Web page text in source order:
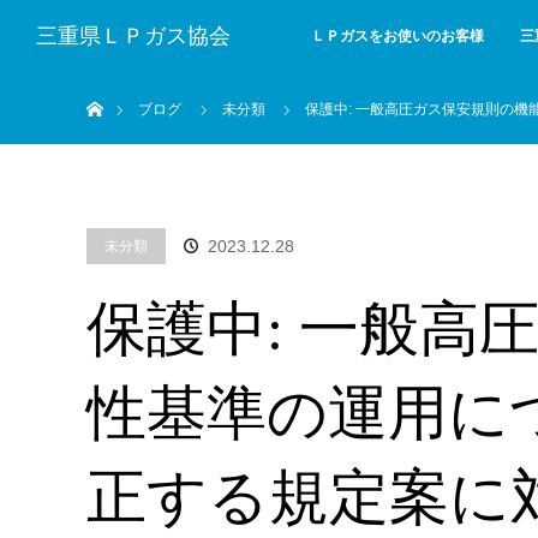
三重県ＬＰガス協会 ＬＰガスをお使いのお客様 三
ブログ
未分類 保護中: 一般高圧ガス保安規則の機
未分類 2023.12.28
保護中: 一般高
性基準の運用に
正する規定案に